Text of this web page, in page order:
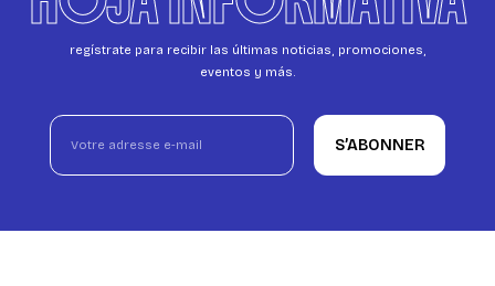
regístrate para recibir las últimas noticias, promociones,
eventos y más.
S’ABONNER